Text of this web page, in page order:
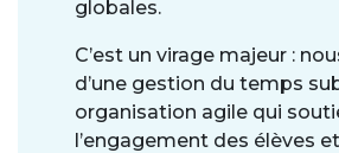
globales.
C’est un virage majeur :
d’une gestion du temps
organisation agile qui
l’engagement des élèves